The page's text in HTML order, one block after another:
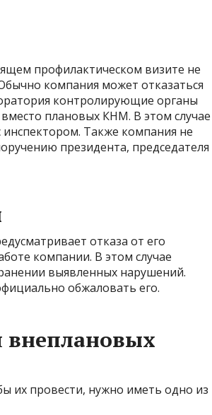
профилактическом визите не
компания может отказаться
контролирующие органы
плановых КНМ. В этом случае
Также компания не
президента, председателя
отказа от его
компании. В этом случае
выявленных нарушений.
обжаловать его.
внеплановых
их провести, нужно иметь одно из